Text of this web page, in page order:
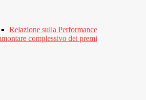
Relazione sulla Performance
complessivo dei premi